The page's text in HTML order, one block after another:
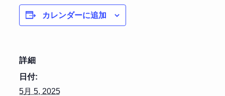
カレンダーに追加
詳細
日付:
5月 5, 2025